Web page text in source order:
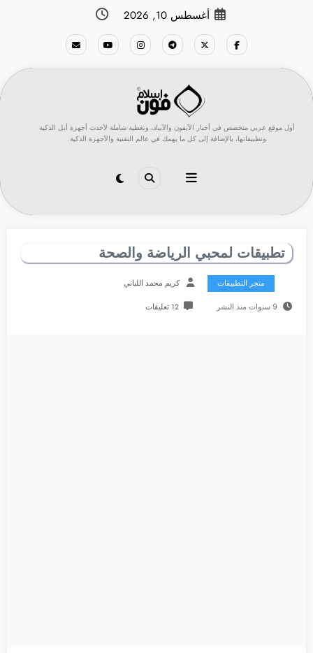
أغسطس 10, 2026
أول موقع عربي متخصص في أخبار الآيفون والآيباد، وتغطية شاملة لأحدث أجهزة أبل الذكية
وتطبيقاتها، بالإضافة إلى كل ما يهمك في عالم التقنية والأجهزة الذكية.
تطبيقات لمحبي الرياضة والصحة
متجر التطبيقات كريم محمد اللباني
9 سنوات منذ النشر 12 تعليقات